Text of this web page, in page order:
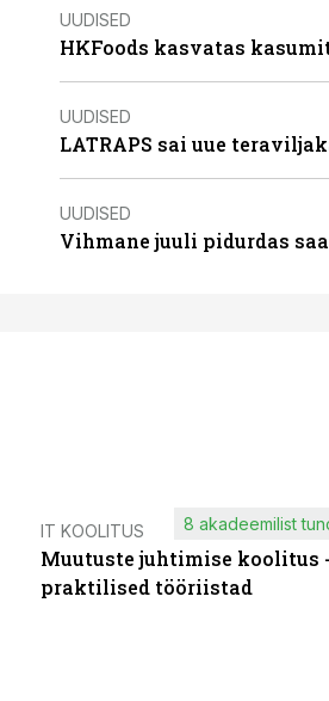
UUDISED
HKFoods kasvatas
UUDISED
LATRAPS sai uue
UUDISED
Vihmane juuli pidurdas
IT KOOLITUS
Muutuste juhtimise koolitus -
praktilised tööriistad
8 akadeemilist